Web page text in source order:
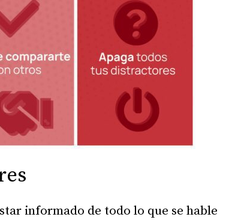
informado de todo lo que se hable